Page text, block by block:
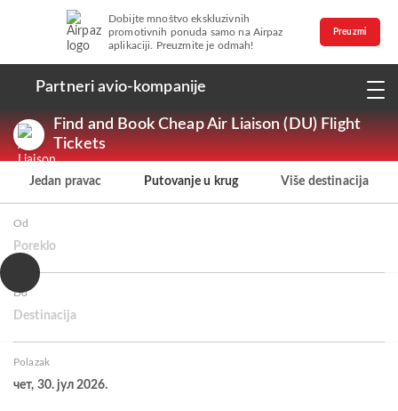
Dobijte mnoštvo ekskluzivnih
promotivnih ponuda samo na Airpaz
aplikaciji. Preuzmite je odmah!
Preuzmi
Partneri avio-kompanije
Find and Book Cheap Air Liaison (DU) Flight
Tickets
Jedan pravac Putovanje u krug Više destinacija
Od
Poreklo
Do
Destinacija
Polazak
чет, 30. јул 2026.